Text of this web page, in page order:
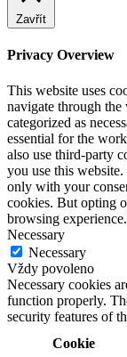
Zavřít
Privacy Overview
This website uses
navigate through the
categorized as
essential for the
also use third-party
you use this
only with your
cookies. But opting
browsing experience.
Necessary
Necessary
Vždy povoleno
Necessary cookies
function properly.
security features of
Cookie